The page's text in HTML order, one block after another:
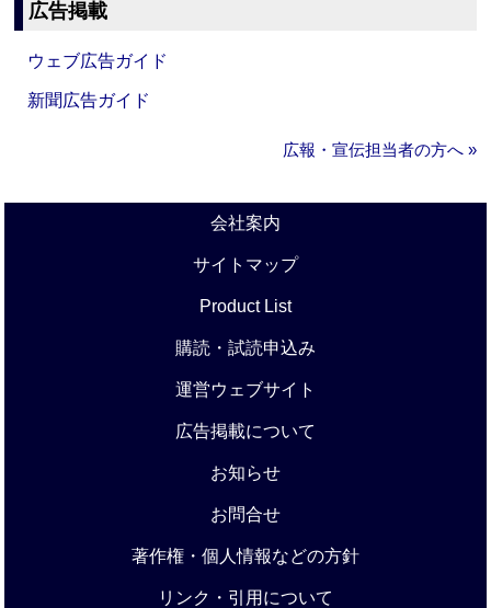
広告掲載
ウェブ広告ガイド
新聞広告ガイド
広報・宣伝担当者の方へ »
会社案内
サイトマップ
Product List
購読・試読申込み
運営ウェブサイト
広告掲載について
お知らせ
お問合せ
著作権・個人情報などの方針
リンク・引用について